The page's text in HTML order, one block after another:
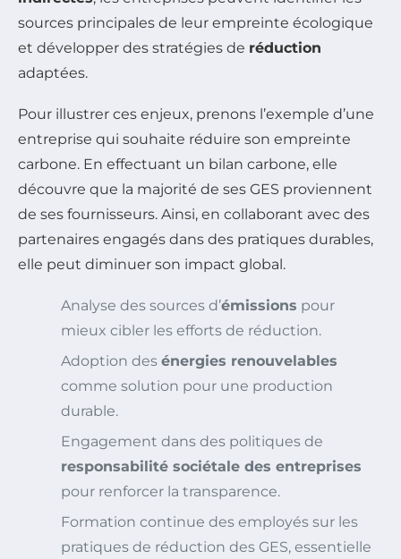
sources principales de leur empreinte écologique
et développer des stratégies de réduction
adaptées.
Pour illustrer ces enjeux, prenons l’exemple d’une
entreprise qui souhaite réduire son empreinte
carbone. En effectuant un bilan carbone, elle
découvre que la majorité de ses GES proviennent
de ses fournisseurs. Ainsi, en collaborant avec des
partenaires engagés dans des pratiques durables,
elle peut diminuer son impact global.
Analyse des sources d’émissions pour
mieux cibler les efforts de réduction.
Adoption des énergies renouvelables
comme solution pour une production
durable.
Engagement dans des politiques de
responsabilité sociétale des entreprises
pour renforcer la transparence.
Formation continue des employés sur les
pratiques de réduction des GES, essentielle